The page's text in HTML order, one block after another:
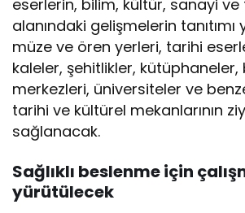
eserlerin, bilim, kültür, sanayi ve
alanındaki gelişmelerin tanıtımı
müze ve ören yerleri, tarihi
kaleler, şehitlikler, kütüphaneler,
merkezleri, üniversiteler ve
tarihi ve kültürel mekanlarının
sağlanacak.
Sağlıklı beslenme için
yürütülecek